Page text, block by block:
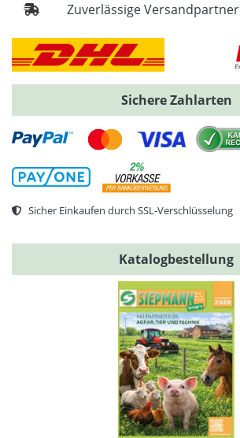
Zuverlässige Versandpartner
Sichere Zahlarten
Sicher Einkaufen durch SSL-Verschlüsselung
Katalogbestellung